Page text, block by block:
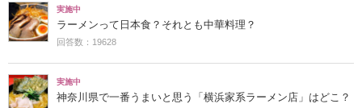
実施中
ラーメンって日本食？それとも中華料理？
回答数：19628
実施中
神奈川県で一番うまいと思う「横浜家系ラーメン店」はどこ？